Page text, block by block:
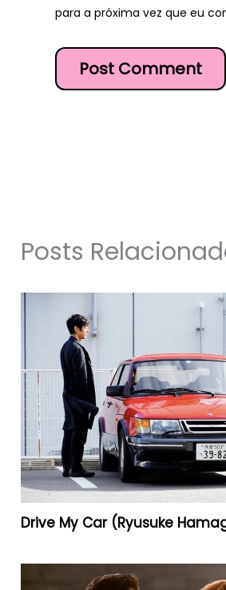
para a próxima vez que eu
Posts
Drive My Car (Ryusuke